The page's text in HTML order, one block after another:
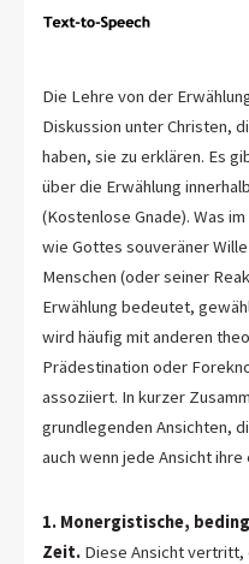
Die Lehre von der
Diskussion unter Christen,
haben, sie zu erklären. Es gibt kein
über die Erwählung
(Kostenlose Gnade). Was
wie Gottes souveräner Wille
Menschen (oder seiner
Erwählung bedeutet,
wird häufig mit anderen
Prädestination oder Foreknowledge (Vorherwissen)
assoziiert. In kurzer
grundlegenden Ansichten,
1. Monergistische,
Zeit. Diese Ansicht vertritt,